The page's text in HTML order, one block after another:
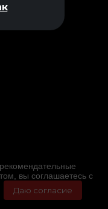
вы соглашаетесь с
Даю согласие